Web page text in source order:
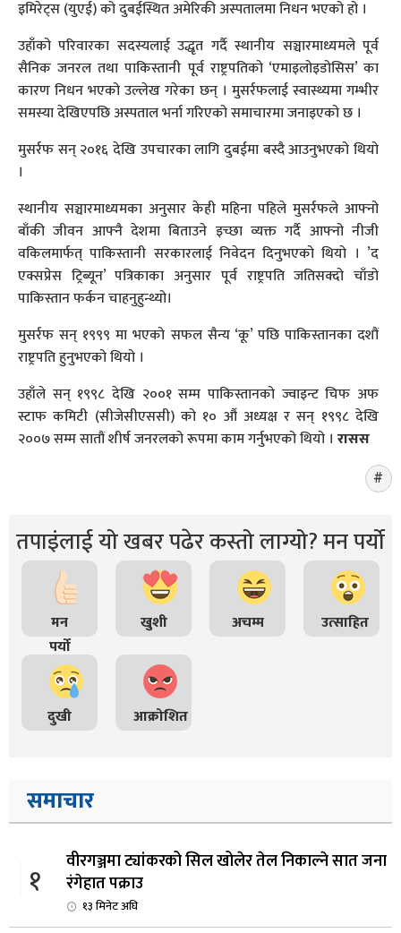
इमिरेट्स (युएई) को दुबईस्थित अमेरिकी अस्पतालमा निधन भएको हो ।
उहाँको परिवारका सदस्यलाई उद्धृत गर्दै स्थानीय सञ्चारमाध्यमले पूर्व
सैनिक जनरल तथा पाकिस्तानी पूर्व राष्ट्रपतिको ‘एमाइलोइडोसिस’ का
कारण निधन भएको उल्लेख गरेका छन् । मुसर्रफलाई स्वास्थ्यमा गम्भीर
समस्या देखिएपछि अस्पताल भर्ना गरिएको समाचारमा जनाइएको छ ।
मुसर्रफ सन् २०१६ देखि उपचारका लागि दुबईमा बस्दै आउनुभएको थियो
।
स्थानीय सञ्चारमाध्यमका अनुसार केही महिना पहिले मुसर्रफले आफ्नो
बाँकी जीवन आफ्नै देशमा बिताउने इच्छा व्यक्त गर्दै आफ्नो नीजी
वकिलमार्फत् पाकिस्तानी सरकारलाई निवेदन दिनुभएको थियो । ’द
एक्सप्रेस ट्रिब्यून’ पत्रिकाका अनुसार पूर्व राष्ट्रपति जतिसक्दो चाँडो
पाकिस्तान फर्कन चाहनुहुन्थ्यो।
मुसर्रफ सन् १९९९ मा भएको सफल सैन्य ‘कू’ पछि पाकिस्तानका दशौं
राष्ट्रपति हुनुभएको थियो ।
उहाँले सन् १९९८ देखि २००१ सम्म पाकिस्तानको ज्वाइन्ट चिफ अफ
स्टाफ कमिटी (सीजेसीएससी) को १० औं अध्यक्ष र सन् १९९८ देखि
२००७ सम्म सातौं शीर्ष जनरलको रूपमा काम गर्नुभएको थियो । रासस
तपाइंलाई यो खबर पढेर कस्तो लाग्यो? मन पर्यो
मन
पर्यो
खुशी अचम्म उत्साहित
दुखी आक्रोशित
समाचार
१
वीरगञ्जमा ट्यांकरको सिल खोलेर तेल निकाल्ने सात जना
रंगेहात पक्राउ
१३ मिनेट अघि